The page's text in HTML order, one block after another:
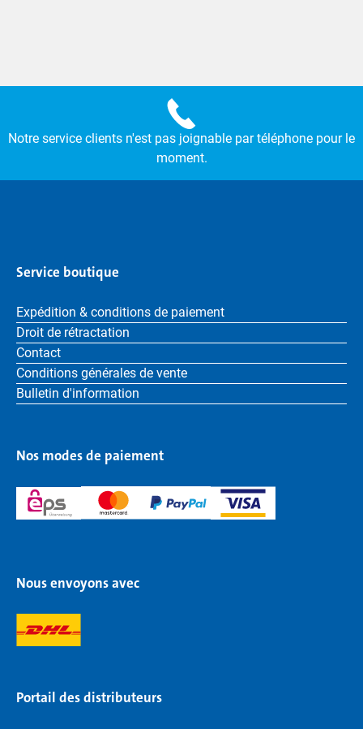
Notre service clients n'est pas joignable par téléphone pour le
moment.
Service boutique
Expédition & conditions de paiement
Droit de rétractation
Contact
Conditions générales de vente
Bulletin d'information
Nos modes de paiement
Nous envoyons avec
Portail des distributeurs